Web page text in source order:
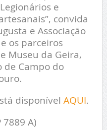
e
convida
e Associação
os parceiros
Museu da Geira,
de Campo do
disponível AQUI.
A)